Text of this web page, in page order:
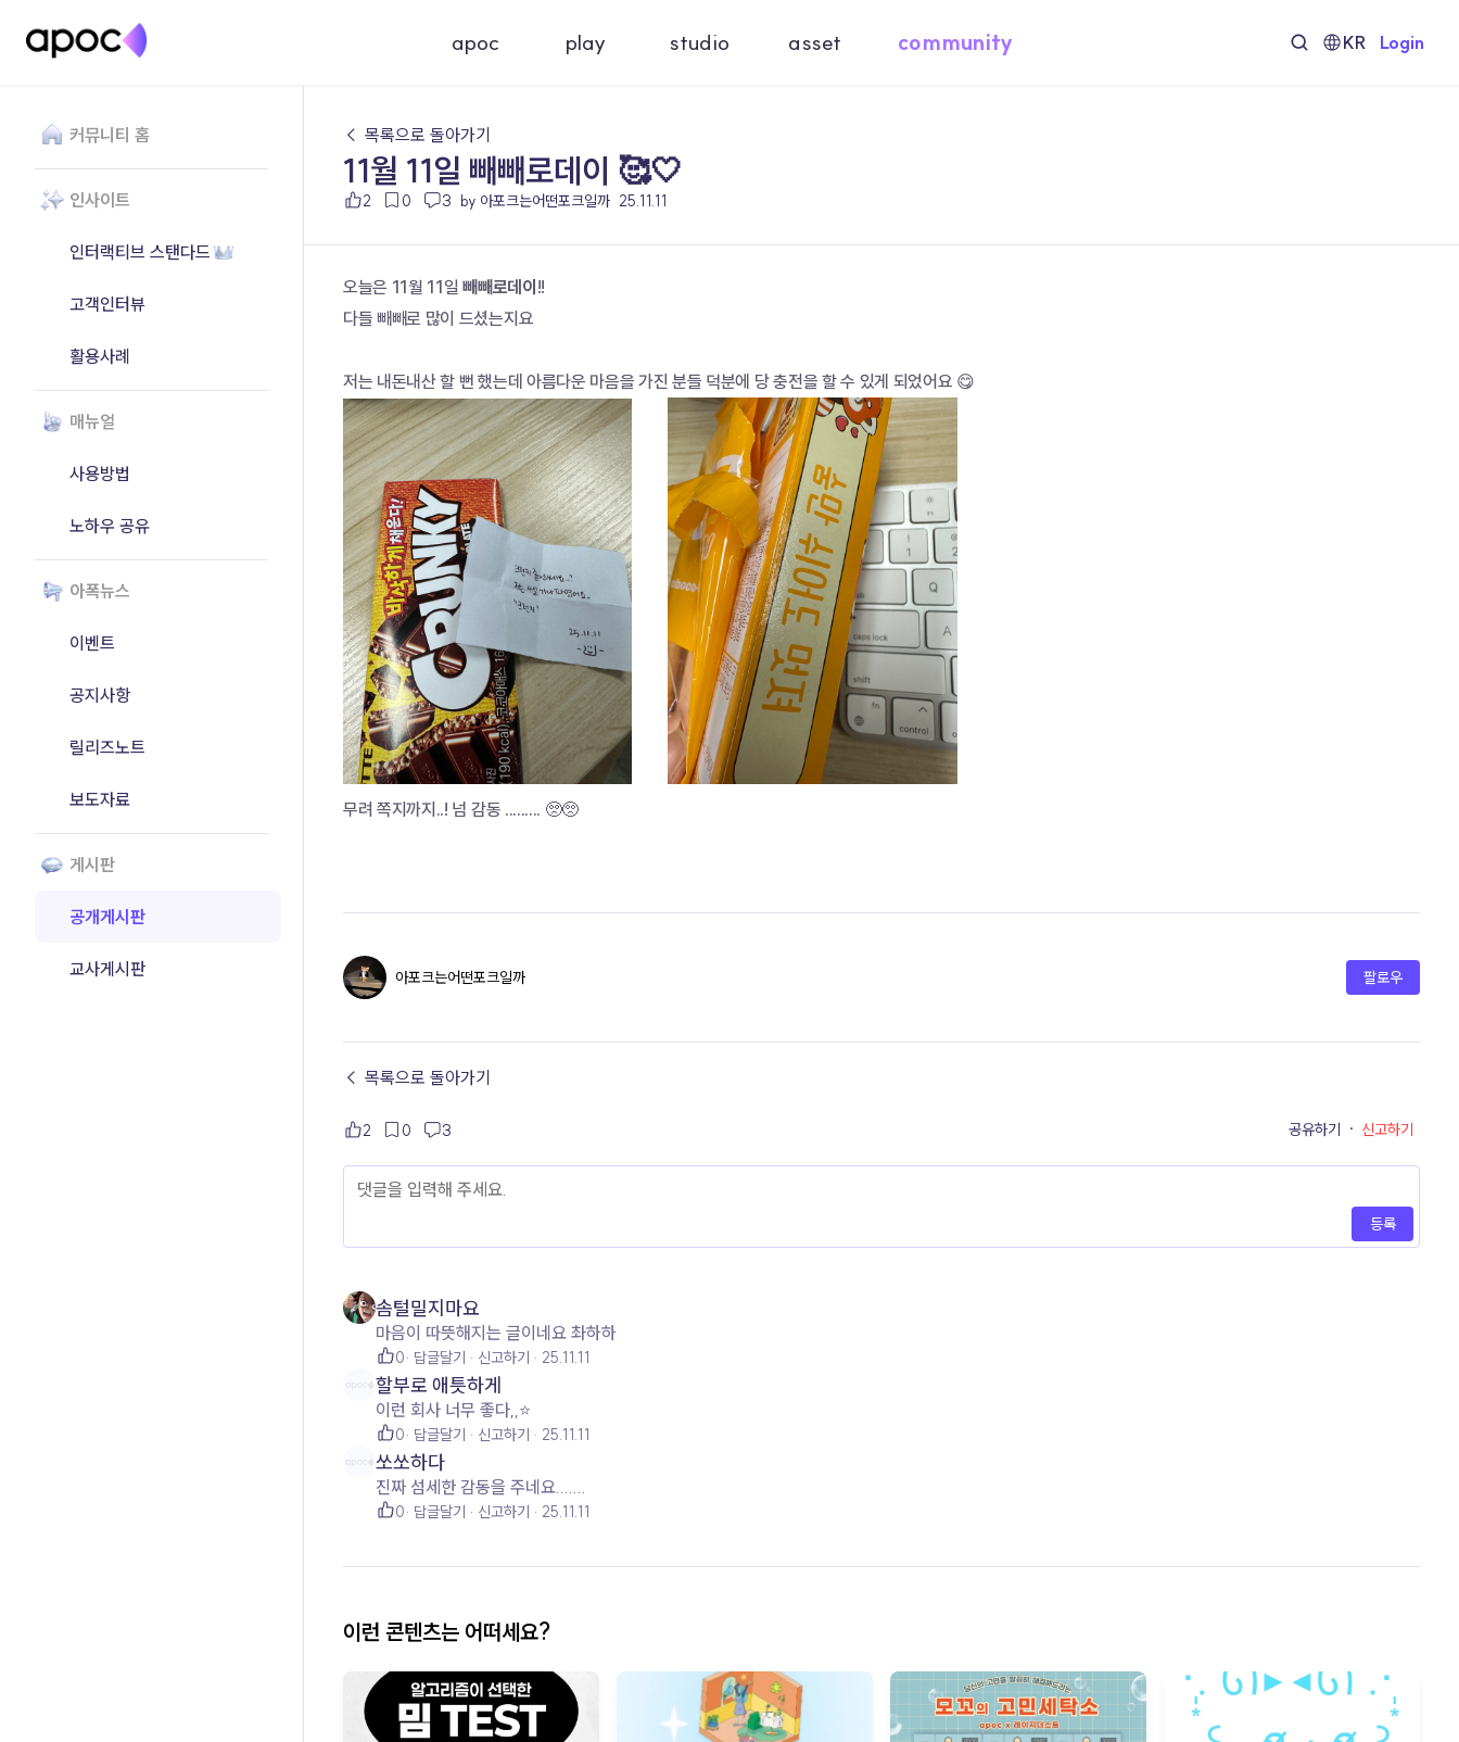
apoc play studio asset community KR Login
커뮤니티 홈
인사이트
인터랙티브 스탠다드
고객인터뷰
활용사례
매뉴얼
사용방법
노하우 공유
아폭뉴스
이벤트
공지사항
릴리즈노트
보도자료
게시판
공개게시판
교사게시판
← 목록으로 돌아가기
11월 11일 빼빼로데이 🥰🤍
2 0 3 by 아포크는어떤포크일까 25.11.11
오늘은 11월 11일 빼빼로데이 !!
다들 빼빼로 많이 드셨는지요
저는 내돈내산 할 뻔 했는데 아름다운 마음을 가진 분들 덕분에 당 충전을 할 수 있게 되었어요 😋
무려 쪽지까지..! 넘 감동 ......... 🥺🥺
아포크는어떤포크일까 팔로우
← 목록으로 돌아가기
2 0 3 공유하기 · 신고하기
등록
솜털밀지마요
마음이 따뜻해지는 글이네요 촤하하
0 답글달기 신고하기 25.11.11
할부로 애틋하게
이런 회사 너무 좋다,,⭐️
0 답글달기 신고하기 25.11.11
쏘쏘하다
진짜 섬세한 감동을 주네요.......
0 답글달기 신고하기 25.11.11
이런 콘텐츠는 어떠세요?